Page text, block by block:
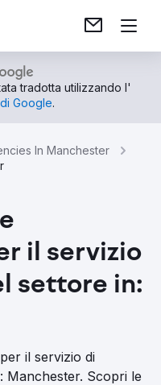
tradotta utilizzando l'
Google.
In Manchester
il servizio
settore in:
il servizio di
Manchester. Scopri le